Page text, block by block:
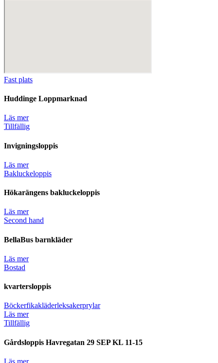
Fast plats
Huddinge Loppmarknad
Läs mer
Tillfällig
Invigningsloppis
Läs mer
Bakluckeloppis
Hökarängens bakluckeloppis
Läs mer
Second hand
BellaBus barnkläder
Läs mer
Bostad
kvartersloppis
Böckerfikakläderleksakerprylar
Läs mer
Tillfällig
Gårdsloppis Havregatan 29 SEP KL 11-15
Läs mer